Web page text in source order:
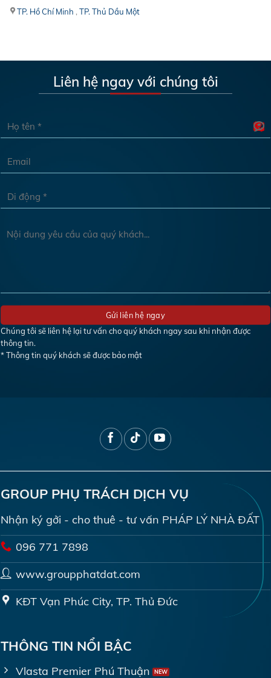
TP. Hồ Chí Minh , TP. Thủ Dầu Một
Liên hệ ngay với chúng tôi
Chúng tôi sẽ liên hệ lại tư vấn cho quý khách ngay sau khi nhận được
thông tin.
* Thông tin quý khách sẽ được bảo mật
GROUP PHỤ TRÁCH DỊCH VỤ
Nhận ký gởi - cho thuê - tư vấn PHÁP LÝ NHÀ ĐẤT
096 771 7898
www.groupphatdat.com
KĐT Vạn Phúc City, TP. Thủ Đức
THÔNG TIN NỔI BẬC
Vlasta Premier Phú Thuận